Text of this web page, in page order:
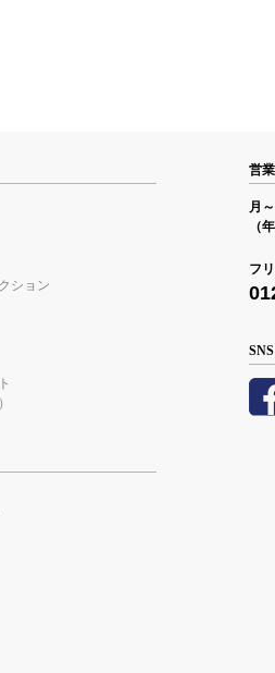
ション
営
月
（
フ
SNS